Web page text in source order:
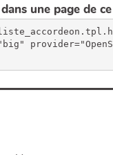
une page de